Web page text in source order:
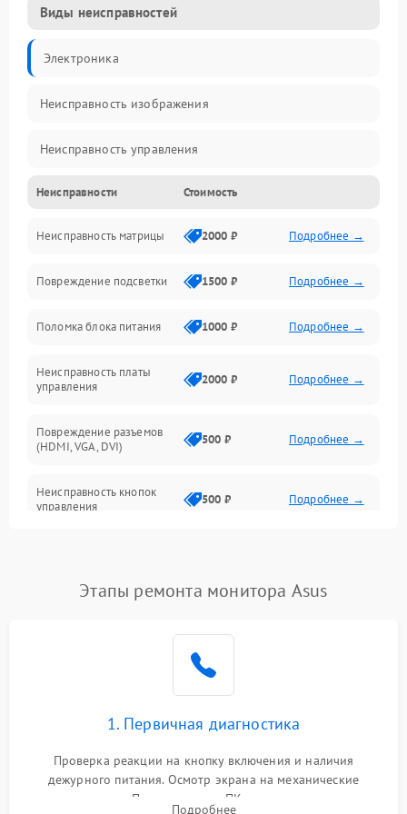
Виды неисправностей
Электроника
Неисправность изображения
Неисправность управления
Неисправность интерфейсов
Прочие неисправности
Неисправность звука
Механические повреждения
Неисправности Стоимость
Неисправность матрицы 2000 ₽ Подробнее →
Повреждение подсветки 1500 ₽ Подробнее →
Поломка блока питания 1000 ₽ Подробнее →
Неисправность платы
управления
2000 ₽ Подробнее →
Повреждение разъемов
(HDMI, VGA, DVI)
500 ₽ Подробнее →
Неисправность кнопок
управления
500 ₽ Подробнее →
Повреждение кабеля
1000 ₽
Поломка системы
автоматического
1000 ₽ Подробнее →
Неисправность системы
1000 ₽
Этапы ремонта монитора Asus
1. Первичная диагностика
Проверка реакции на кнопку включения и наличия
дежурного питания. Осмотр экрана на механические
повреждения. Подключение к ПК для оценки вывода
Подробнее